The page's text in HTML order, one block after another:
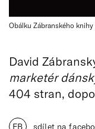
Obálku Zábranského
David
marketér
404 stran,
FB sdílet na